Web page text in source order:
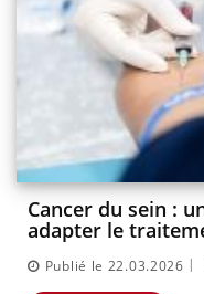
Cancer du sein :
adapter le
Publié le 22.03.2026 |